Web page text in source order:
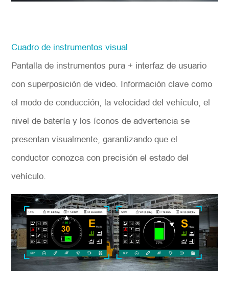
Cuadro de instrumentos visual
Pantalla de instrumentos pura + interfaz de usuario
con superposición de video. Información clave como
el modo de conducción, la velocidad del vehículo, el
nivel de batería y los íconos de advertencia se
presentan visualmente, garantizando que el
conductor conozca con precisión el estado del
vehículo.